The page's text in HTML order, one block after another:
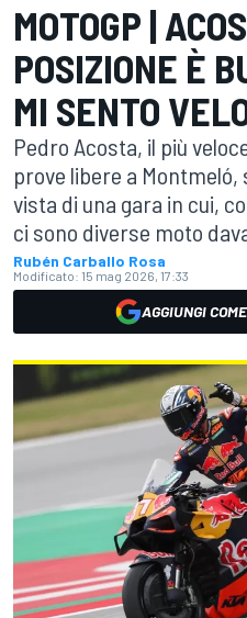
MOTOGP |
POSIZIONE È
MI SENTO
Pedro Acosta, il più
prove libere a
vista di una gara in cui,
ci sono diverse moto
Rubén Carballo Rosa
Modificato: 15 mag 2026, 17:33
AGGIUNGI